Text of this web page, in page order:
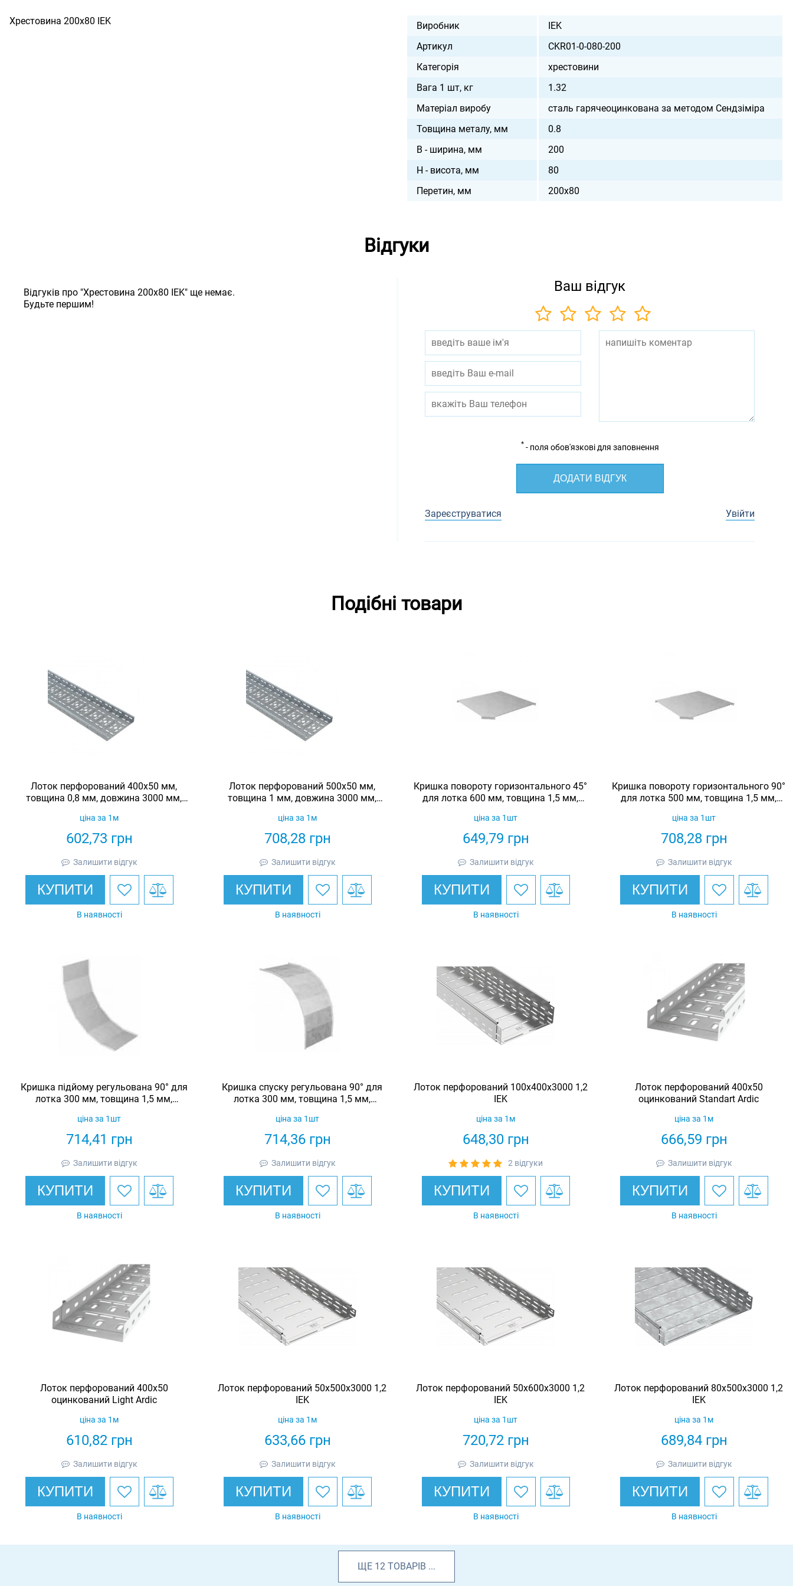
Хрестовина 200х80 IEK Виробник
IEK
Артикул
CKR01-0-080-200
Категорія
хрестовини
Вага 1 шт, кг
1.32
Матеріал виробу
сталь гарячеоцинкована за методом Сендзіміра
Товщина металу, мм
0.8
B - ширина, мм
200
H - висота, мм
80
Перетин, мм
200х80
Відгуки
Відгуків про "Хрестовина 200х80 IEK" ще немає.
Будьте першим!
Ваш відгук
* - поля обов'язкові для заповнення
ДОДАТИ ВІДГУК
Зареєструватися Увійти
Подібні товари
Лоток перфорований 400х50 мм,
товщина 0,8 мм, довжина 3000 мм,
602,73 грн
ціна за 1м
Залишити відгук
КУПИТИ
В наявності
Лоток перфорований 500х50 мм,
товщина 1 мм, довжина 3000 мм,
708,28грн
ціна за 1м
Залишити відгук
КУПИТИ
В наявності
Кришка повороту горизонтального 45°
для лотка 600 мм, товщина 1,5 мм,
649,79 грн
ціна за 1шт
Залишити відгук
КУПИТИ
В наявності
Кришка повороту горизонтального 90°
для лотка 500 мм, товщина 1,5 мм,
708,28грн
ціна за 1шт
Залишити відгук
КУПИТИ
В наявності
Кришка підйому регульована 90° для
лотка 300 мм, товщина 1,5 мм,
714,41 грн
ціна за 1шт
Залишити відгук
КУПИТИ
В наявності
Кришка спуску регульована 90° для
лотка 300 мм, товщина 1,5 мм,
714,36грн
ціна за 1шт
Залишити відгук
КУПИТИ
В наявності
Лоток перфорований 100х400х3000 1,2
IEK
648,30грн
ціна за 1м
2 відгуки
КУПИТИ
В наявності
Лоток перфорований 400х50
оцинкований Standart Ardic
666,59 грн
ціна за 1м
Залишити відгук
КУПИТИ
В наявності
Лоток перфорований 400х50
оцинкований Light Ardic
610,82грн
ціна за 1м
Залишити відгук
КУПИТИ
В наявності
Лоток перфорований 50х500х3000 1,2
IEK
633,66грн
ціна за 1м
Залишити відгук
КУПИТИ
В наявності
Лоток перфорований 50х600х3000 1,2
IEK
720,72грн
ціна за 1шт
Залишити відгук
КУПИТИ
В наявності
Лоток перфорований 80х500х3000 1,2
IEK
689,84грн
ціна за 1м
Залишити відгук
КУПИТИ
В наявності
ЩЕ 12 ТОВАРІВ ...